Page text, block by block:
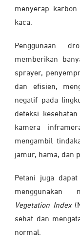
menyerap
kaca.
Penggunaan
memberikan
sprayer,
dan efisien,
negatif pada
deteksi
kamera
mengambil
jamur, hama, dan
Petani juga
menggunakan
Vegetation Index
sehat dan
normal.